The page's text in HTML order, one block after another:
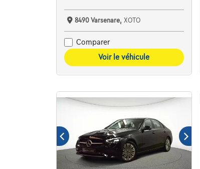
8490 Varsenare, XOTO
Comparer
Voir le véhicule